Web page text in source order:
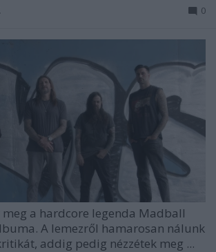
0
a hardcore legenda Madball
A lemezről hamarosan nálunk
addig pedig nézzétek meg ...